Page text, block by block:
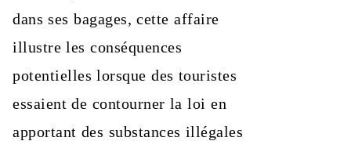
dans ses bagages, cette affaire
illustre les conséquences
potentielles lorsque des touristes
essaient de contourner la loi en
apportant des substances illégales